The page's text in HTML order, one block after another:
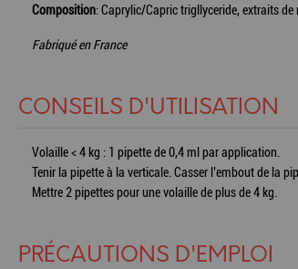
Composition: Caprylic/Capric trigllyceride, extraits
Fabriqué en France
CONSEILS D'UTILISATION
Volaille < 4 kg : 1 pipette de 0,4 ml par application.
Tenir la pipette à la verticale. Casser l’embout de la
Mettre 2 pipettes pour une volaille de plus de 4 kg.
PRÉCAUTIONS D'EMPLOI